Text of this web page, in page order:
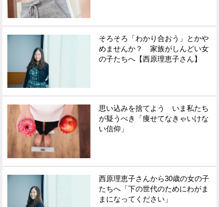
そろそろ「わかり合おう」とかや
めませんか？ 家族がしんどい女
の子たちへ【西原理恵子さん】
思い込みを捨てよう いま私たち
が疑うべき「痩せてなきゃいけな
い信仰」
西原理恵子さんから30歳の女の子
たちへ「下の世代のためにわがま
まになってください」